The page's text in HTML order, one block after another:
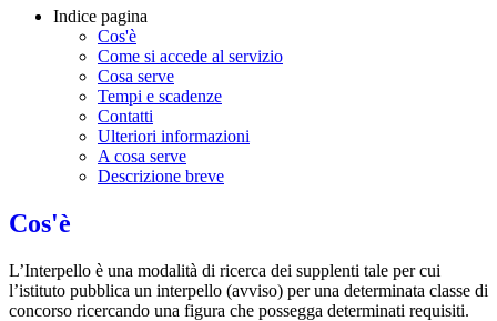
Indice pagina
Cos'è
Come si accede al servizio
Cosa serve
Tempi e scadenze
Contatti
Ulteriori informazioni
A cosa serve
Descrizione breve
Cos'è
L’Interpello è una modalità di ricerca dei supplenti tale per cui
l’istituto pubblica un interpello (avviso) per una determinata classe di
concorso ricercando una figura che possegga determinati requisiti.